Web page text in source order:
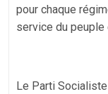
pour chaque
service du peuple
Le Parti